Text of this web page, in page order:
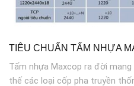
TIÊU CHUẨN TẤM NHỰA
Tấm nhựa Maxcop ra đời
thế các loại cốp pha truyền